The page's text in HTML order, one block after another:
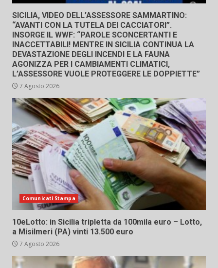
SICILIA, VIDEO DELL’ASSESSORE SAMMARTINO:
“AVANTI CON LA TUTELA DEI CACCIATORI”.
INSORGE IL WWF: “PAROLE SCONCERTANTI E
INACCETTABILI! MENTRE IN SICILIA CONTINUA LA
DEVASTAZIONE DEGLI INCENDI E LA FAUNA
AGONIZZA PER I CAMBIAMENTI CLIMATICI,
L’ASSESSORE VUOLE PROTEGGERE LE DOPPIETTE”
7 Agosto 2026
Comunicati Stampa
10eLotto: in Sicilia tripletta da 100mila euro – Lotto,
a Misilmeri (PA) vinti 13.500 euro
7 Agosto 2026